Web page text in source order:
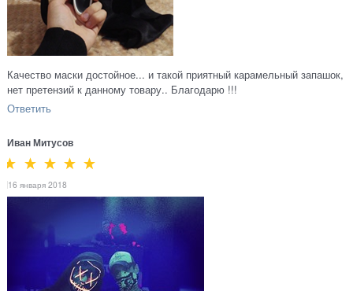
Качество маски достойное... и такой приятный карамельный запашок,
нет претензий к данному товару.. Благодарю !!!
Ответить
Иван Митусов
16 января 2018